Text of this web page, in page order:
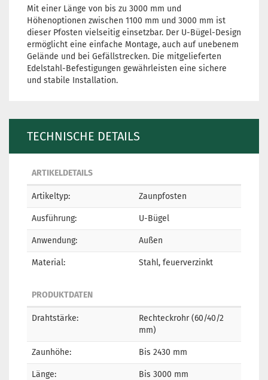
Mit einer Länge von bis zu 3000 mm und
Höhenoptionen zwischen 1100 mm und 3000 mm ist
dieser Pfosten vielseitig einsetzbar. Der U-Bügel-Design
ermöglicht eine einfache Montage, auch auf unebenem
Gelände und bei Gefällstrecken. Die mitgelieferten
Edelstahl-Befestigungen gewährleisten eine sichere
und stabile Installation.
TECHNISCHE DETAILS
ARTIKELDETAILS
Artikeltyp: Zaunpfosten
Ausführung: U-Bügel
Anwendung: Außen
Material: Stahl, feuerverzinkt
PRODUKTDATEN
Drahtstärke:
Rechteckrohr (60/40/2
mm)
Zaunhöhe: Bis 2430 mm
Länge: Bis 3000 mm